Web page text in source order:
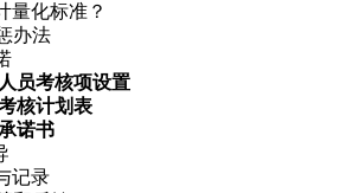
量化标准？
办法
员考核项设置
核计划表
诺书
记录